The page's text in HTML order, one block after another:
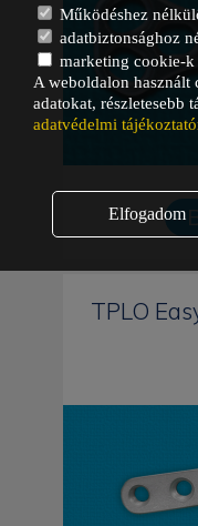
TPLO
Működéshez
adatbiztonsághoz
marketing cookie-k
A weboldalon használt
adatokat, részletesebb
adatvédelmi
Elfogadom